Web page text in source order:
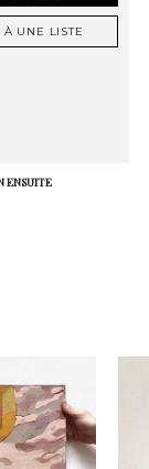
À UNE LISTE
ENSUITE